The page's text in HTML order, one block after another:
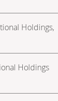
Holdings,
Holdings